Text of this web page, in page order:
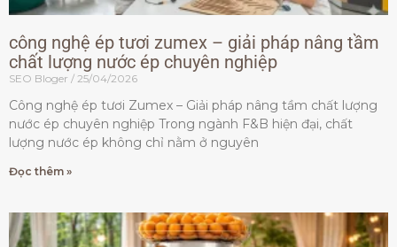
công nghệ ép tươi zumex – giải pháp nâng tầm
chất lượng nước ép chuyên nghiệp
SEO Bloger 25/04/2026
Công nghệ ép tươi Zumex – Giải pháp nâng tầm chất lượng
nước ép chuyên nghiệp Trong ngành F&B hiện đại, chất
lượng nước ép không chỉ nằm ở nguyên
Đọc thêm »